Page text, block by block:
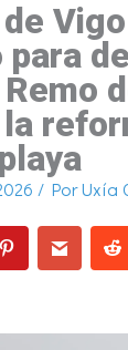
playa
/ PorUxía